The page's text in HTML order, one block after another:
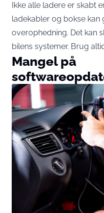
Ikke alle ladere er skabt
ladekabler og bokse
overophedning. Det kan
bilens systemer. Brug
Mangel på